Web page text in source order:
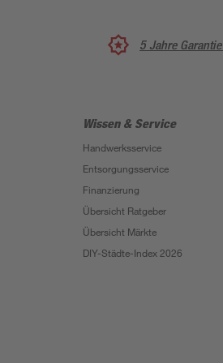
5 Jahre
Wissen & Service
Handwerksservice
Entsorgungsservice
Finanzierung
Übersicht Ratgeber
Übersicht Märkte
DIY-Städte-Index 2026